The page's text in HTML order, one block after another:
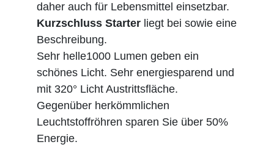
daher auch für Lebensmittel einsetzbar.
Kurzschluss Starter liegt bei sowie eine
Beschreibung.
Sehr helle1000 Lumen geben ein
schönes Licht. Sehr energiesparend und
mit 320° Licht Austrittsfläche.
Gegenüber herkömmlichen
Leuchtstoffröhren sparen Sie über 50%
Energie.